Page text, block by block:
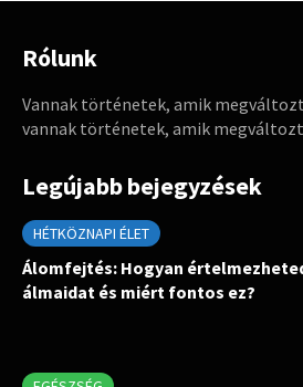
Rólunk
Vannak történetek, amik
vannak történetek, amik
Legújabb bejegyzések
HÉTKÖZNAPI ÉLET
Álomfejtés: Hogyan
álmaidat és miért fontos ez?